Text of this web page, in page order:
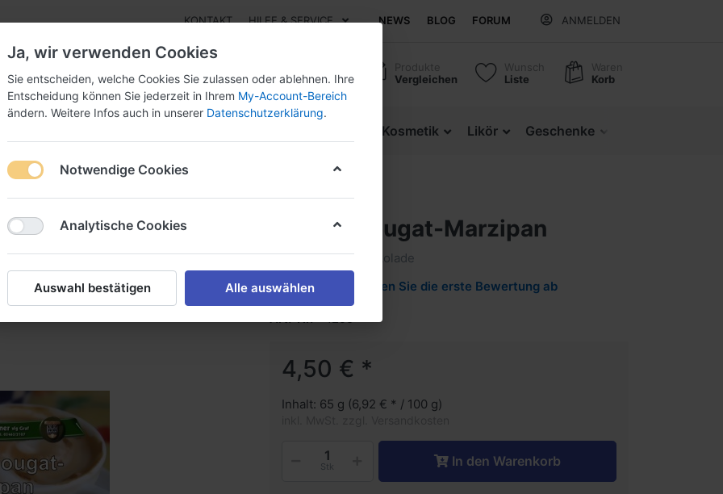
KONTAKT HILFE & SERVICE NEWS BLOG FORUM ANMELDEN
Produkte
Vergleichen
Wunsch
Liste
Waren
Korb
Kosmetik Likör Geschenke
Nougat-Marzipan
Kaffee-Nougat-Marzipan
Edle Vollmilchschokolade
Geben Sie die erste Bewertung ab
4,50 € *
Inhalt: 65 g (6,92 € * / 100 g)
Stk In den Warenkorb
Ja, wir verwenden Cookies
Sie entscheiden, welche Cookies Sie zulassen oder ablehnen. Ihre
Entscheidung können Sie jederzeit in Ihrem My-Account-Bereich
ändern. Weitere Infos auch in unserer Datenschutzerklärung.
Notwendige Cookies
Analytische Cookies
Auswahl bestätigen Alle auswählen